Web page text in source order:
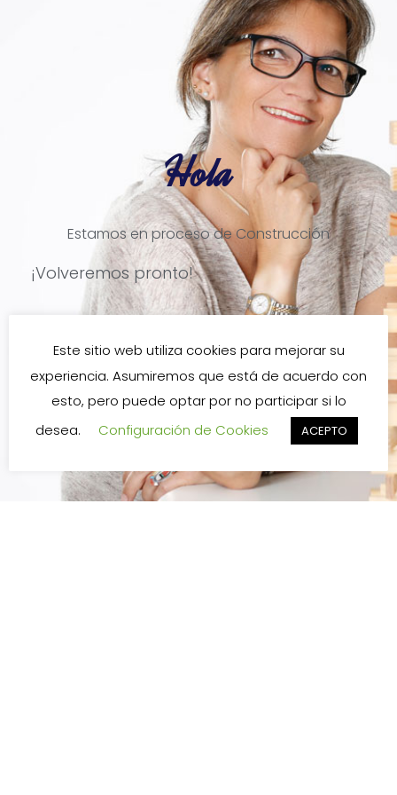
Hola
Estamos en proceso de Construcción
¡Volveremos pronto!
Este sitio web utiliza cookies para mejorar su
experiencia. Asumiremos que está de acuerdo con
esto, pero puede optar por no participar si lo
desea.
Configuración de Cookies ACEPTO